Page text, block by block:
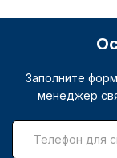
Заполните
менеджер